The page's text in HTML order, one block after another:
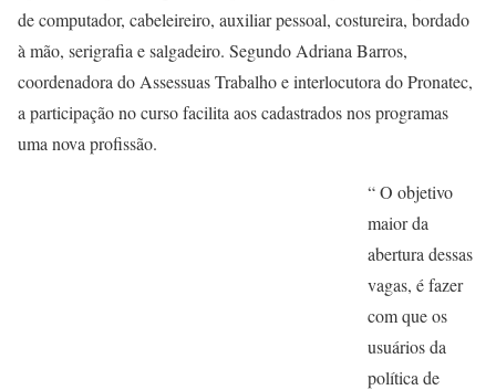
de computador, cabeleireiro, auxiliar pessoal, costureira, bordado
à mão, serigrafia e salgadeiro. Segundo Adriana Barros,
coordenadora do Assessuas Trabalho e interlocutora do Pronatec,
a participação no curso facilita aos cadastrados nos programas
uma nova profissão.
“ O objetivo
maior da
abertura dessas
vagas, é fazer
com que os
usuários da
política de